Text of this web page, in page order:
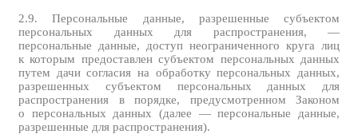
2.9. Персональные данные, разрешенные субъектом
персональных данных для распространения, —
персональные данные, доступ неограниченного круга лиц
к которым предоставлен субъектом персональных данных
путем дачи согласия на обработку персональных данных,
разрешенных субъектом персональных данных для
распространения в порядке, предусмотренном Законом
о персональных данных (далее — персональные данные,
разрешенные для распространения).